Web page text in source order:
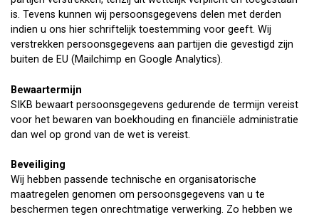
is. Tevens kunnen wij persoonsgegevens delen met derden
indien u ons hier schriftelijk toestemming voor geeft. Wij
verstrekken persoonsgegevens aan partijen die gevestigd zijn
buiten de EU (Mailchimp en Google Analytics).
Bewaartermijn
SIKB bewaart persoonsgegevens gedurende de termijn vereist
voor het bewaren van boekhouding en financiële administratie
dan wel op grond van de wet is vereist.
Beveiliging
Wij hebben passende technische en organisatorische
maatregelen genomen om persoonsgegevens van u te
beschermen tegen onrechtmatige verwerking. Zo hebben we